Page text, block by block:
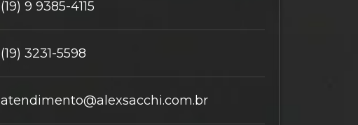
(19) 9 9385-4115
(19) 3231-5598
atendimento@alexsacchi.com.br